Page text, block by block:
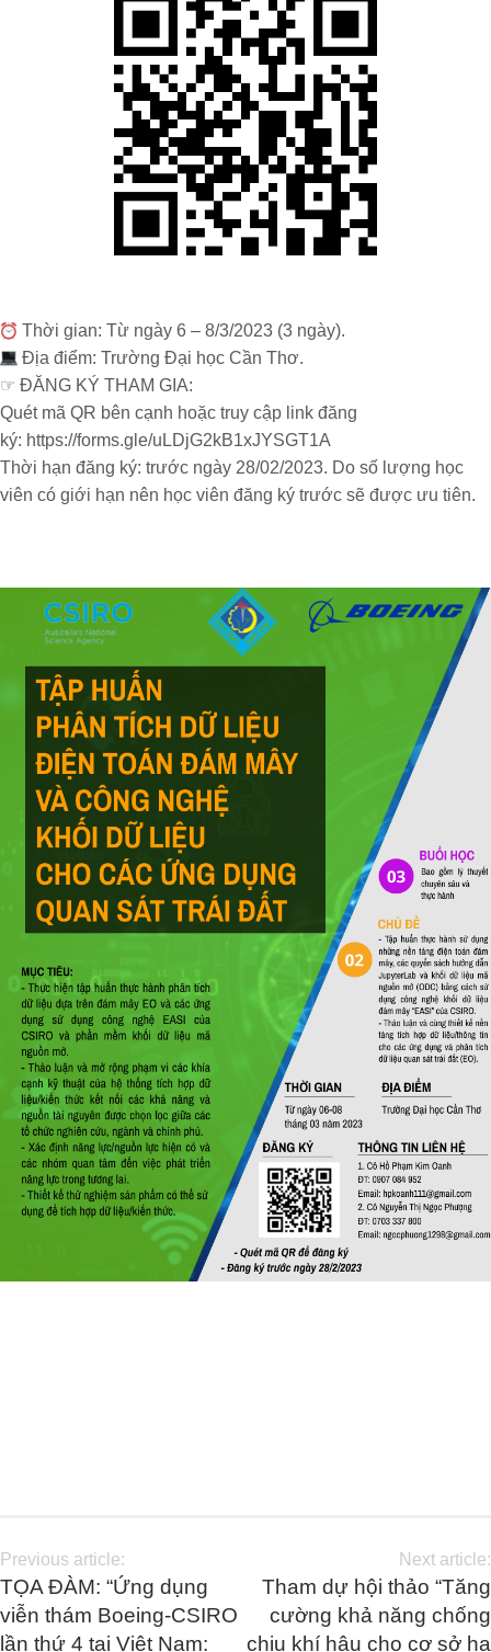
Thời gian: Từ ngày 6 – 8/3/2023 (3 ngày).
Địa điểm: Trường Đại học Cần Thơ.
☞ ĐĂNG KÝ THAM GIA:
Quét mã QR bên cạnh hoặc truy cập link đăng
ký: https://forms.gle/uLDjG2kB1xJYSGT1A
Thời hạn đăng ký: trước ngày 28/02/2023. Do số lượng học
viên có giới hạn nên học viên đăng ký trước sẽ được ưu tiên.
Previous article:
TỌA ĐÀM: “Ứng dụng
viễn thám Boeing-CSIRO
lần thứ 4 tại Việt Nam:
Next article:
Tham dự hội thảo “Tăng
cường khả năng chống
chịu khí hậu cho cơ sở hạ